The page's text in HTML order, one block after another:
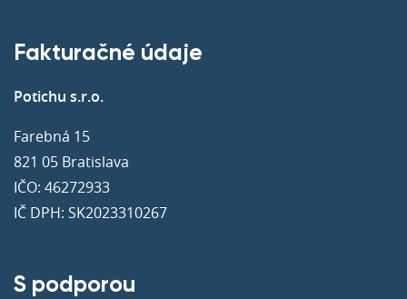
Fakturačné údaje
Potichu s.r.o.
Farebná 15
821 05 Bratislava
IČO: 46272933
IČ DPH: SK2023310267
S podporou